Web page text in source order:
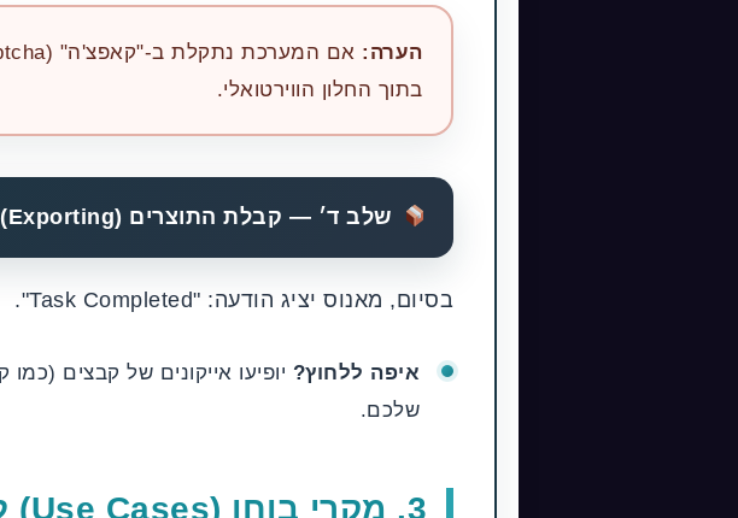
הערה:
בתוך החלון הווירטואלי.
שלב ד׳ — קבלת התוצרים (Exporting)
בסיום, מאנוס יציג הודעה: "Task Completed".
איפה ללחוץ?
שלכם.
3. מקרי בוחן (Use Cases) למגזר העסקי